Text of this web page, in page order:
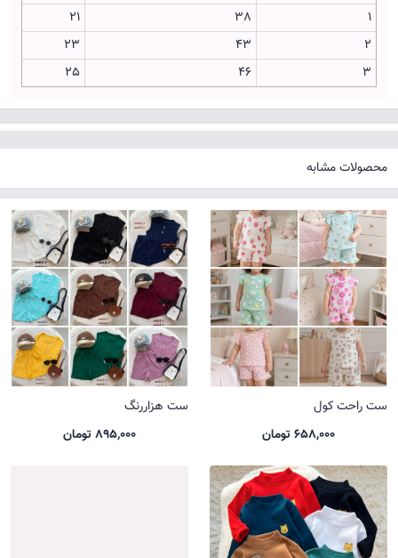
1
38
21
2
43
23
3
46
25
محصولات مشابه
ست راحت کول
658,000 تومان
ست هزاررنگ
895,000 تومان